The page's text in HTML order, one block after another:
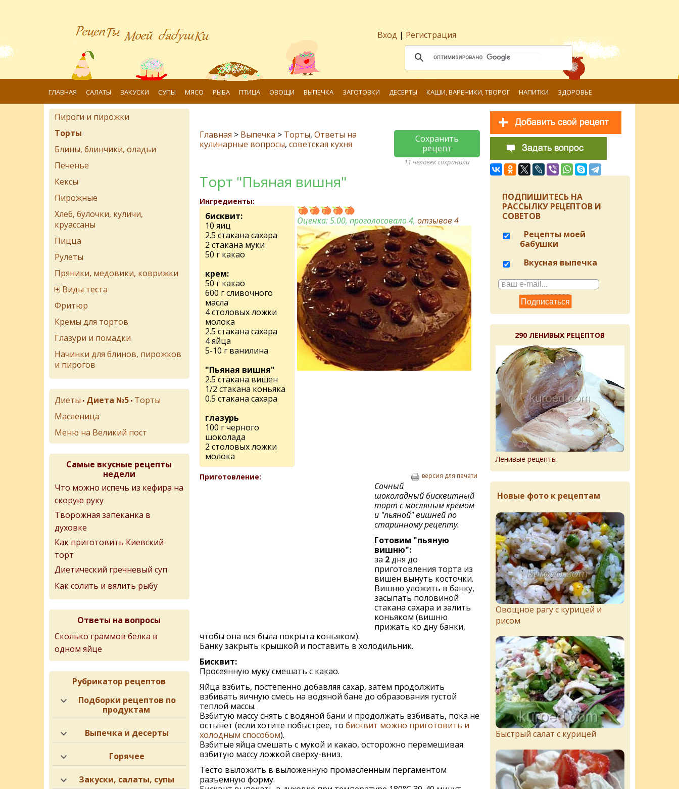
Вход | Регистрация
ГЛАВНАЯ САЛАТЫ ЗАКУСКИ СУПЫ МЯСО РЫБА ПТИЦА ОВОЩИ ВЫПЕЧКА ЗАГОТОВКИ ДЕСЕРТЫ КАШИ, ВАРЕНИКИ, ТВОРОГ НАПИТКИ ЗДОРОВЬЕ
Главная > Выпечка > Торты, Ответы на
кулинарные вопросы, советская кухня
Сохранить
рецепт
11 человек сохранили
Торт "Пьяная вишня"
Ингредиенты:
бисквит:
10 яиц
2.5 стакана сахара
2 стакана муки
50 г какао
крем:
50 г какао
600 г сливочного
масла
4 столовых ложки
молока
2.5 стакана сахара
4 яйца
5-10 г ванилина
"Пьяная вишня"
2.5 стакана вишен
1/2 стакана коньяка
0.5 стакана сахара
глазурь
100 г черного
шоколада
2 столовых ложки
молока
Оценка:5.00, проголосовало 4,отзывов4
Приготовление: версия для печати
Сочный
шоколадный бисквитный
торт с масляным кремом
и "пьяной" вишней по
старинному рецепту.
Готовим "пьяную
вишню":
за 2дня до
приготовления торта из
вишен вынуть косточки.
Вишню уложить в банку,
засыпать половиной
стакана сахара и залить
коньяком (вишню
прижать ко дну банки,
чтобы она вся была покрыта коньяком).
Банку закрыть крышкой и поставить в холодильник.
Бисквит:
Просеянную муку смешать с какао.
Яйца взбить, постепенно добавляя сахар, затем продолжить
взбивать яичную смесь на водяной бане до образования густой
теплой массы.
Взбитую массу снять с водяной бани и продолжать взбивать, пока не
остынет (если хотите побыстрее, то бисквит можно приготовить и
холодным способом).
Взбитые яйца смешать с мукой и какао, осторожно перемешивая
взбитую массу ложкой сверху-вниз.
Тесто выложить в выложенную промасленным пергаментом
разъемную форму.
Пироги и пирожки
Торты
Блины, блинчики, оладьи
Печенье
Кексы
Пирожные
Хлеб, булочки, куличи,
круассаны
Пицца
Рулеты
Пряники, медовики, коврижки
Виды теста
Фритюр
Кремы для тортов
Глазури и помадки
Начинки для блинов, пирожков
и пирогов
Диеты • Диета №5 • Торты
Масленица
Меню на Великий пост
Самые вкусные рецепты
недели
Что можно испечь из кефира на
скорую руку
Творожная запеканка в
духовке
Как приготовить Киевский
торт
Диетический гречневый суп
Как солить и вялить рыбу
Ответы на вопросы
Сколько граммов белка в
одном яйце
Рубрикатор рецептов
Подборки рецептов по
продуктам
Выпечка и десерты
Горячее
Закуски, салаты, супы
ПОДПИШИТЕСЬ НА
РАССЫЛКУ РЕЦЕПТОВ И
СОВЕТОВ
Рецепты моей
бабушки
Вкусная выпечка
290 ЛЕНИВЫХ РЕЦЕПТОВ
Ленивые рецепты
Новые фото к рецептам
Овощное рагу с курицей и
рисом
Быстрый салат с курицей